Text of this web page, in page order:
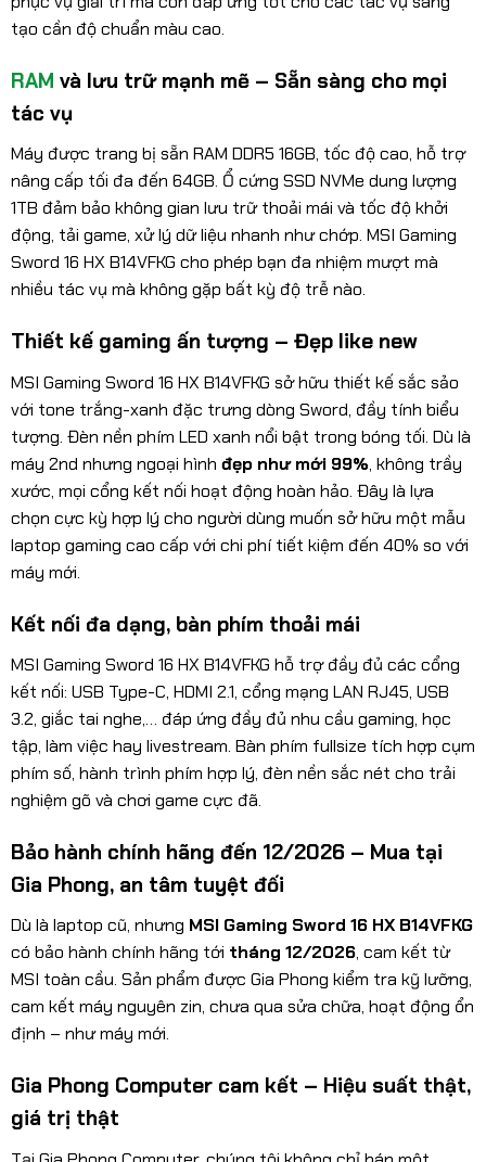
tạo cần độ chuẩn màu cao.
RAM và lưu trữ mạnh mẽ – Sẵn sàng cho mọi
tác vụ
Máy được trang bị sẵn RAM DDR5 16GB, tốc độ cao, hỗ trợ
nâng cấp tối đa đến 64GB. Ổ cứng SSD NVMe dung lượng
1TB đảm bảo không gian lưu trữ thoải mái và tốc độ khởi
động, tải game, xử lý dữ liệu nhanh như chớp. MSI Gaming
Sword 16 HX B14VFKG cho phép bạn đa nhiệm mượt mà
nhiều tác vụ mà không gặp bất kỳ độ trễ nào.
Thiết kế gaming ấn tượng – Đẹp like new
MSI Gaming Sword 16 HX B14VFKG sở hữu thiết kế sắc sảo
với tone trắng-xanh đặc trưng dòng Sword, đầy tính biểu
tượng. Đèn nền phím LED xanh nổi bật trong bóng tối. Dù là
máy 2nd nhưng ngoại hình đẹp như mới 99%, không trầy
xước, mọi cổng kết nối hoạt động hoàn hảo. Đây là lựa
chọn cực kỳ hợp lý cho người dùng muốn sở hữu một mẫu
laptop gaming cao cấp với chi phí tiết kiệm đến 40% so với
máy mới.
Kết nối đa dạng, bàn phím thoải mái
MSI Gaming Sword 16 HX B14VFKG hỗ trợ đầy đủ các cổng
kết nối: USB Type-C, HDMI 2.1, cổng mạng LAN RJ45, USB
3.2, giắc tai nghe,… đáp ứng đầy đủ nhu cầu gaming, học
tập, làm việc hay livestream. Bàn phím fullsize tích hợp cụm
phím số, hành trình phím hợp lý, đèn nền sắc nét cho trải
nghiệm gõ và chơi game cực đã.
Bảo hành chính hãng đến 12/2026 – Mua tại
Gia Phong, an tâm tuyệt đối
Dù là laptop cũ, nhưng MSI Gaming Sword 16 HX B14VFKG
có bảo hành chính hãng tới tháng 12/2026, cam kết từ
MSI toàn cầu. Sản phẩm được Gia Phong kiểm tra kỹ lưỡng,
cam kết máy nguyên zin, chưa qua sửa chữa, hoạt động ổn
định – như máy mới.
Gia Phong Computer cam kết – Hiệu suất thật,
giá trị thật